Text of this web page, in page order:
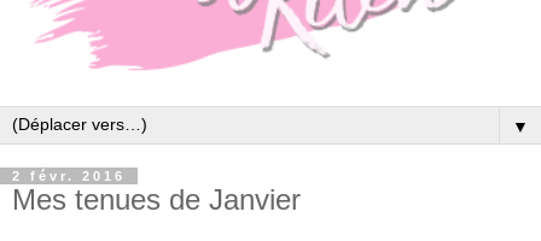
▼
2 févr. 2016
Mes tenues de Janvier